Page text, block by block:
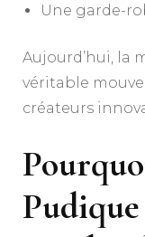
Une garde-
Aujourd’hui, la
véritable
créateurs